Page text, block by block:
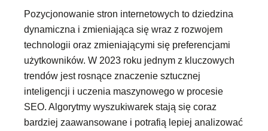
Pozycjonowanie stron internetowych to dziedzina
dynamiczna i zmieniająca się wraz z rozwojem
technologii oraz zmieniającymi się preferencjami
użytkowników. W 2023 roku jednym z kluczowych
trendów jest rosnące znaczenie sztucznej
inteligencji i uczenia maszynowego w procesie
SEO. Algorytmy wyszukiwarek stają się coraz
bardziej zaawansowane i potrafią lepiej analizować